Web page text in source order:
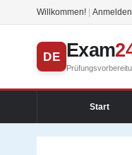
Willkommen! Anmelden
DE Exam
Start